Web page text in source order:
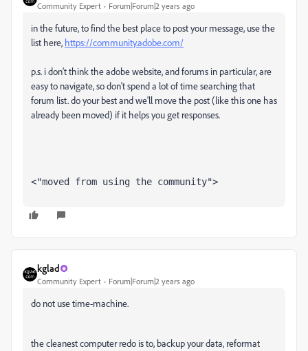
Community Expert Forum|Forum|2 years ago
in the future, to find the best place to post your message, use the
list here, https://community.adobe.com/
p.s. i don't think the adobe website, and forums in particular, are
easy to navigate, so don't spend a lot of time searching that
forum list. do your best and we'll move the post (like this one has
already been moved) if it helps you get responses.
<"moved from using the community">
kglad
Community Expert Forum|Forum|2 years ago
do not use time-machine.
the cleanest computer redo is to, backup your data, reformat